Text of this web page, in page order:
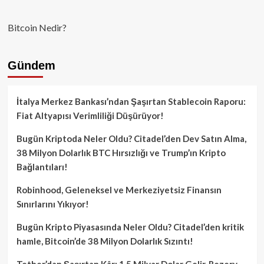
Bitcoin Nedir?
Gündem
İtalya Merkez Bankası’ndan Şaşırtan Stablecoin Raporu:
Fiat Altyapısı Verimliliği Düşürüyor!
Bugün Kriptoda Neler Oldu? Citadel’den Dev Satın Alma,
38 Milyon Dolarlık BTC Hırsızlığı ve Trump’ın Kripto
Bağlantıları!
Robinhood, Geleneksel ve Merkeziyetsiz Finansın
Sınırlarını Yıkıyor!
Bugün Kripto Piyasasında Neler Oldu? Citadel’den kritik
hamle, Bitcoin’de 38 Milyon Dolarlık Sızıntı!